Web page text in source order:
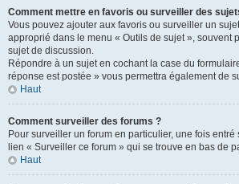
Comment mettre en favoris ou surveiller des
Vous pouvez ajouter aux favoris ou surveiller un
approprié dans le menu « Outils de sujet », souvent
sujet de discussion.
Répondre à un sujet en cochant la case du
réponse est postée » vous permettra également de
Haut
Comment surveiller des forums ?
Pour surveiller un forum en particulier, une fois
lien « Surveiller ce forum » qui se trouve en bas de
Haut